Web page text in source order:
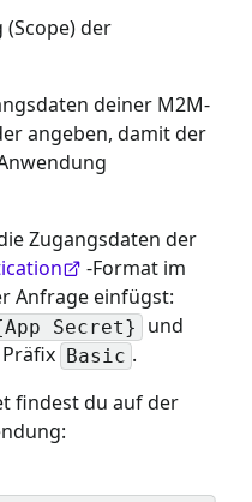
(Scope) der
deiner M2M-
angeben, damit der
Zugangsdaten der
-Format im
Anfrage einfügst:
Secret}
und
Basic .
findest du auf der